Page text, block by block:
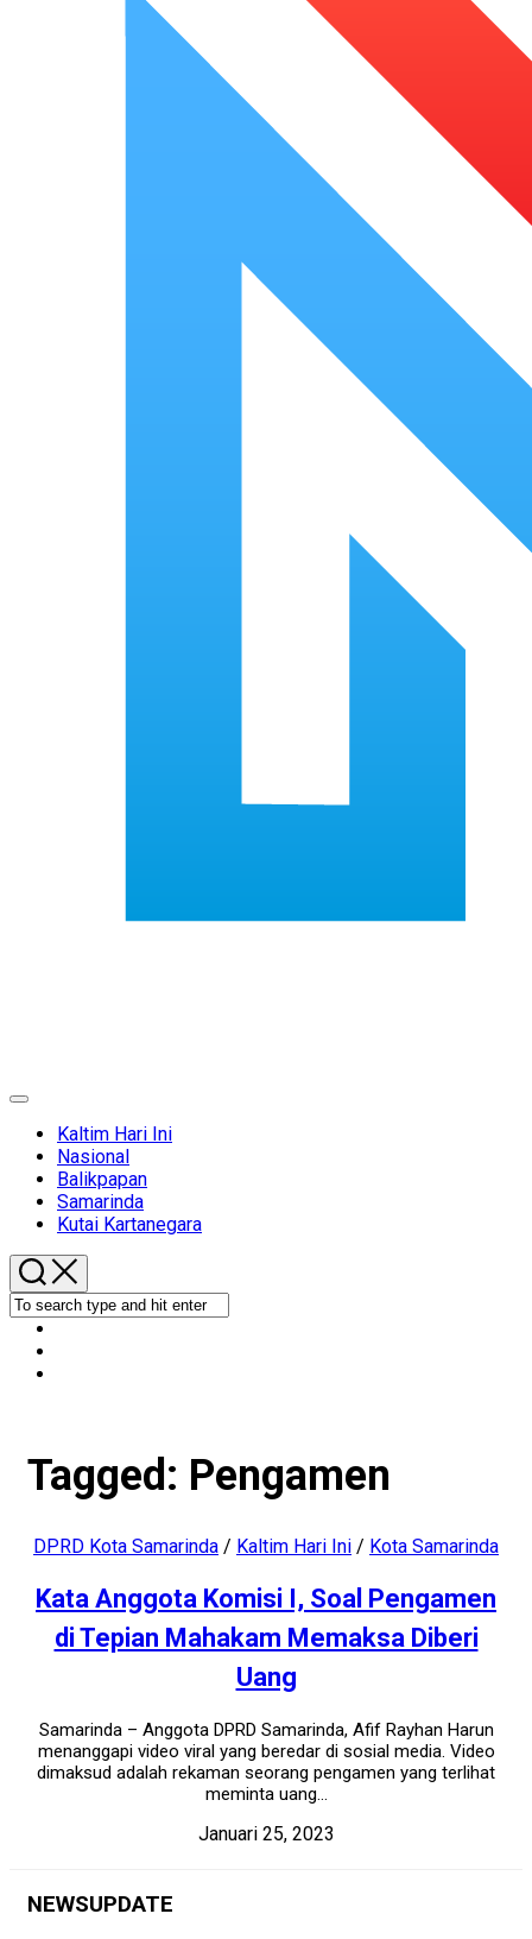
Expand
Kaltim Hari Ini
Nasional
Balikpapan
Samarinda
Kutai Kartanegara
Tagged: Pengamen
DPRD Kota Samarinda / Kaltim Hari Ini / Kota Samarinda
Kata Anggota Komisi I, Soal Pengamen
di Tepian Mahakam Memaksa Diberi
Uang
Samarinda – Anggota DPRD Samarinda, Afif Rayhan Harun
menanggapi video viral yang beredar di sosial media. Video
dimaksud adalah rekaman seorang pengamen yang terlihat
meminta uang...
Januari 25, 2023
NEWSUPDATE